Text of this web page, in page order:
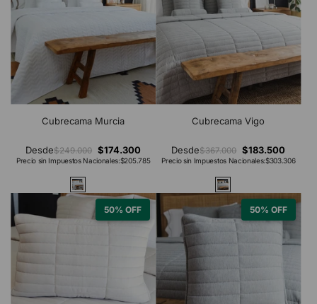
Cubrecama Murcia
Desde$249.000 $174.300
Precio sin Impuestos Nacionales:$205.785
Cubrecama Vigo
Desde$367.000 $183.500
Precio sin Impuestos Nacionales:$303.306
50% OFF 50% OFF